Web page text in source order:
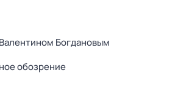
Богдановым
обозрение